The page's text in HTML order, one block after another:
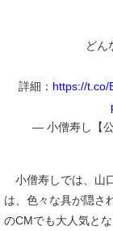
どん
詳細： https://t.co/
— 小僧寿し【
小僧寿しでは、山
は、色々な具が隠さ
のCMでも大人気と